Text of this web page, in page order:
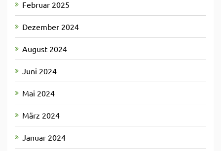
Februar 2025
Dezember 2024
August 2024
Juni 2024
Mai 2024
März 2024
Januar 2024